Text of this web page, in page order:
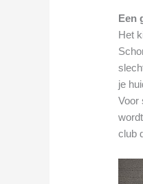
Een
Het
je
Voor
club